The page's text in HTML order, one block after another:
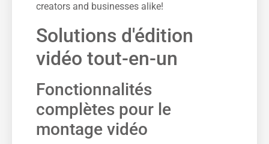
creators and businesses alike!
Solutions d'édition
vidéo tout-en-un
Fonctionnalités
complètes pour le
montage vidéo